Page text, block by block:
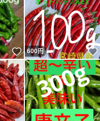
いいね！
600円